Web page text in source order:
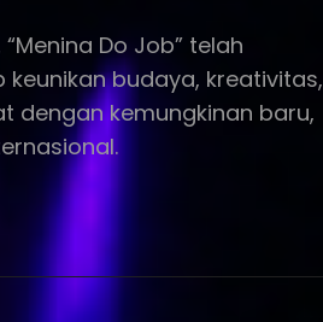
Do Job” telah
budaya, kreativitas,
dengan kemungkinan baru,